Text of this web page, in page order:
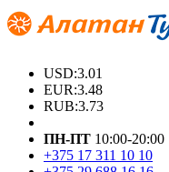
USD:3.01
EUR:3.48
RUB:3.73
ПН-ПТ 10:00-20:00
+375 17 311 10 10